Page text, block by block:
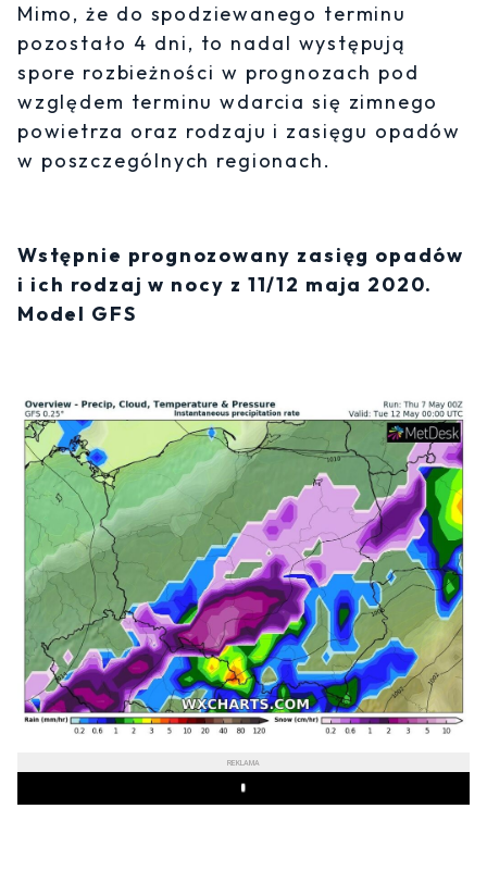
Mimo, że do spodziewanego terminu
pozostało 4 dni, to nadal występują
spore rozbieżności w prognozach pod
względem terminu wdarcia się zimnego
powietrza oraz rodzaju i zasięgu opadów
w poszczególnych regionach.
Wstępnie prognozowany zasięg opadów
i ich rodzaj w nocy z 11/12 maja 2020.
Model GFS
REKLAMA
Play